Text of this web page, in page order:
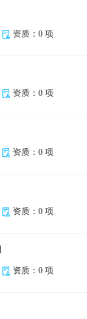
资质：0 项
资质：0 项
资质：0 项
资质：0 项
资质：0 项